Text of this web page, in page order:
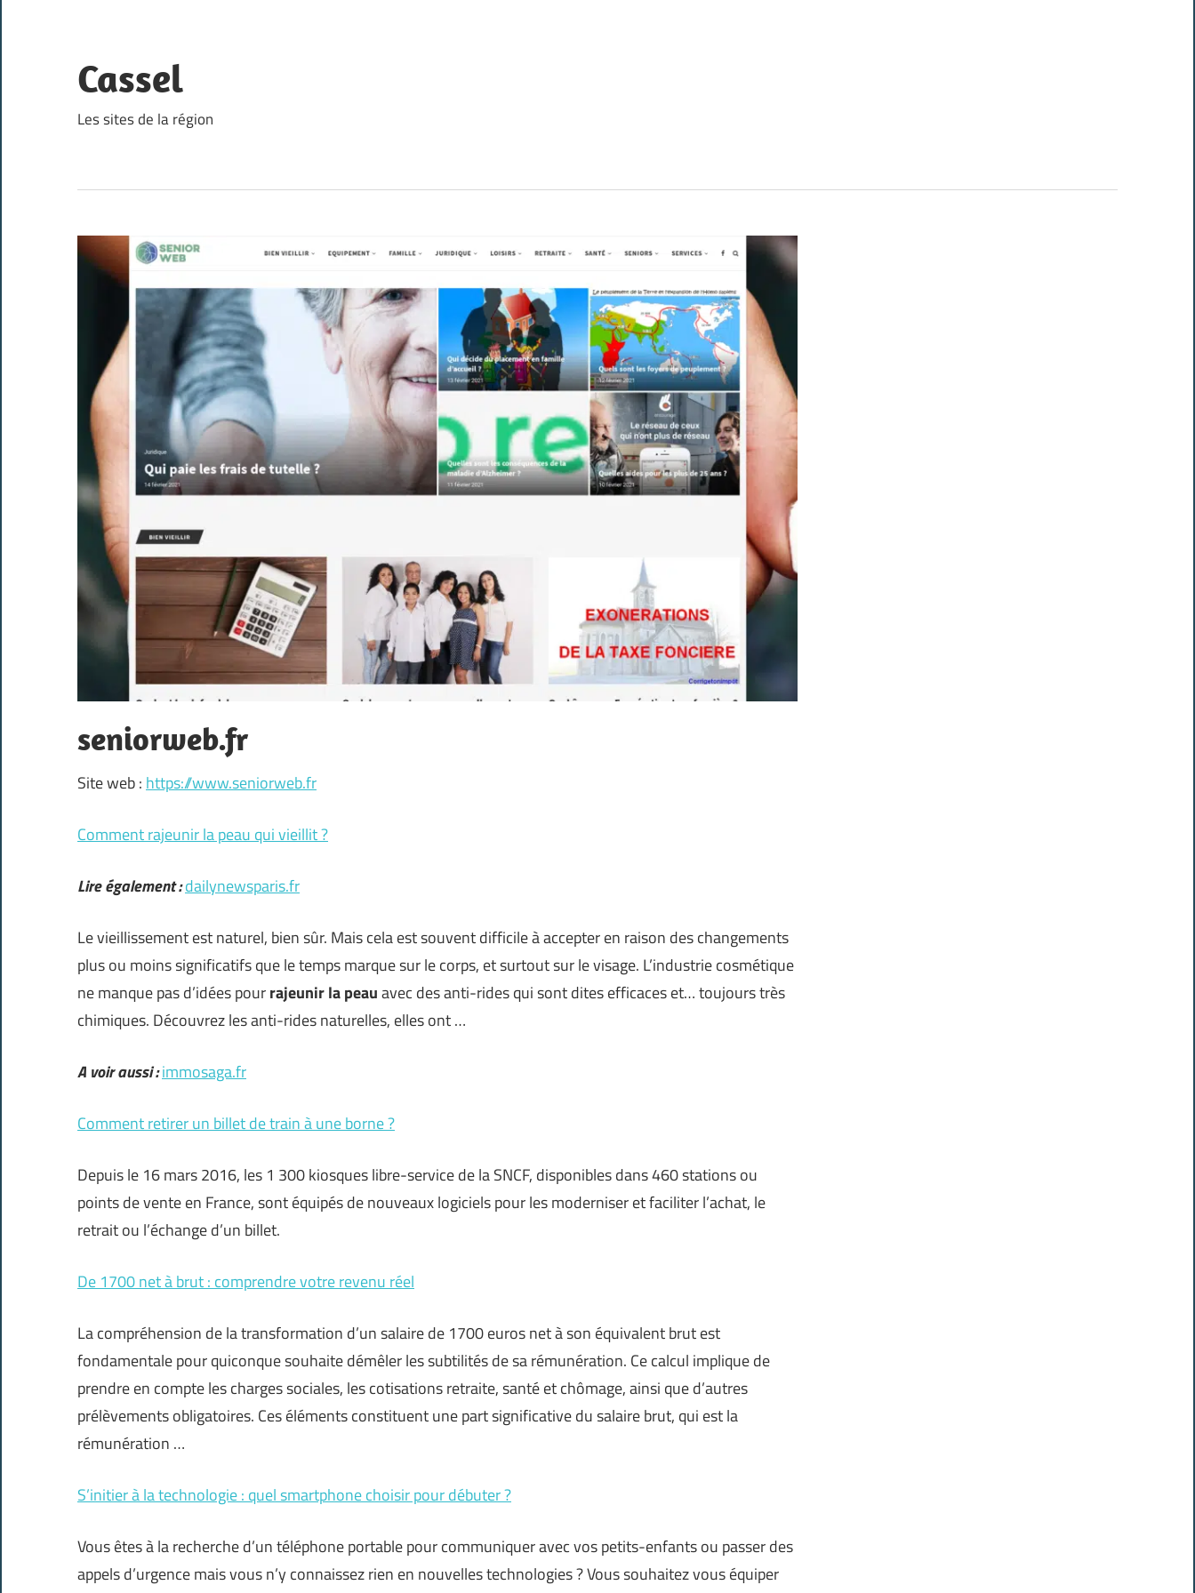
content
Cassel
Les sites de la région
seniorweb.fr
Site web : https://www.seniorweb.fr
Comment rajeunir la peau qui vieillit ?
Lire également :dailynewsparis.fr
Le vieillissement est naturel, bien sûr. Mais cela est souvent difficile à accepter en raison des changements
plus ou moins significatifs que le temps marque sur le corps, et surtout sur le visage. L’industrie cosmétique
ne manque pas d’idées pourrajeunir la peauavec des anti-rides qui sont dites efficaces et… toujours très
chimiques. Découvrez les anti-rides naturelles, elles ont …
A voir aussi :immosaga.fr
Comment retirer un billet de train à une borne ?
Depuis le 16 mars 2016, les 1 300 kiosques libre-service de la SNCF, disponibles dans 460 stations ou
points de vente en France, sont équipés de nouveaux logiciels pour les moderniser et faciliter l’achat, le
retrait ou l’échange d’un billet.
De 1700 net à brut : comprendre votre revenu réel
La compréhension de la transformation d’un salaire de 1700 euros net à son équivalent brut est
fondamentale pour quiconque souhaite démêler les subtilités de sa rémunération. Ce calcul implique de
prendre en compte les charges sociales, les cotisations retraite, santé et chômage, ainsi que d’autres
prélèvements obligatoires. Ces éléments constituent une part significative du salaire brut, qui est la
rémunération …
S’initier à la technologie : quel smartphone choisir pour débuter ?
Vous êtes à la recherche d’un téléphone portable pour communiquer avec vos petits-enfants ou passer des
appels d’urgence mais vous n’y connaissez rien en nouvelles technologies ? Vous souhaitez vous équiper